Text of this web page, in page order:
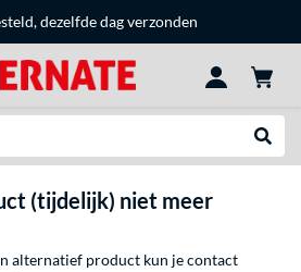
dezelfde dag verzonden
(tijdelijk) niet meer
alternatief product kun je contact